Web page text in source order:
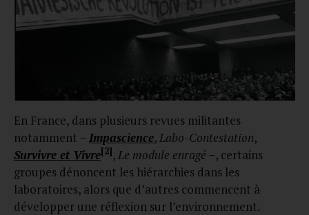
En France, dans plusieurs revues militantes
notamment −Impascience,Labo-Contestation,
Survivre et Vivre[2],Le module enragé −, certains
groupes dénoncent les hiérarchies dans les
laboratoires, alors que d’autres commencent à
développer une réflexion sur l’environnement.